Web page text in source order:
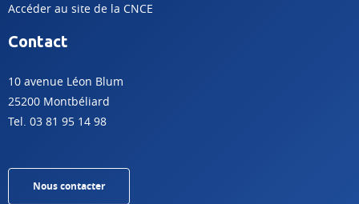
Accéder au site de la CNCE
Contact
10 avenue Léon Blum
25200 Montbéliard
Tel. 03 81 95 14 98
Nous contacter